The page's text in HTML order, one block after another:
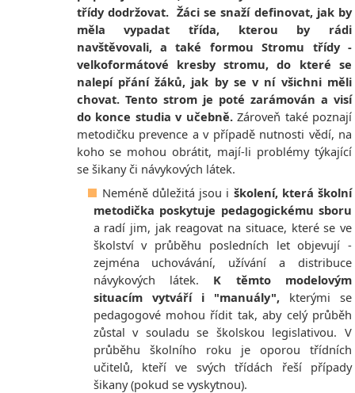
třídy dodržovat. Žáci se snaží definovat, jak by
měla vypadat třída, kterou by rádi
navštěvovali, a také formou Stromu třídy -
velkoformátové kresby stromu, do které se
nalepí přání žáků, jak by se v ní všichni měli
chovat. Tento strom je poté zarámován a visí
do konce studia v učebně.Zároveň také poznají
metodičku prevence a v případě nutnosti vědí, na
koho se mohou obrátit, mají-li problémy týkající
se šikany či návykových látek.
Neméně důležitá jsou i školení, která školní
metodička poskytuje pedagogickému sboru
a radí jim, jak reagovat na situace, které se ve
školství v průběhu posledních let objevují -
zejména uchovávání, užívání a distribuce
návykových látek. K těmto modelovým
situacím vytváří i "manuály",kterými se
pedagogové mohou řídit tak, aby celý průběh
zůstal v souladu se školskou legislativou. V
průběhu školního roku je oporou třídních
učitelů, kteří ve svých třídách řeší případy
šikany (pokud se vyskytnou).